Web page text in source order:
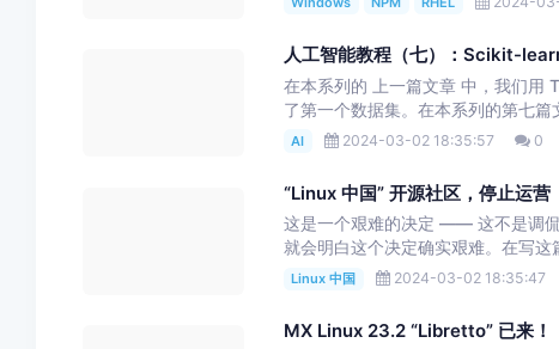
人工智能教程（七）：Scikit-
在本系列的 上一篇文章 中，我们用
了第一个数据集。在本系列的第七
AI 2024-03-02 18:35:57 0
“Linux 中国” 开源社区，停止运营
这是一个艰难的决定 —— 这不是调
就会明白这个决定确实艰难。在写
Linux 中国 2024-03-02 18:35:47
MX Linux 23.2 “Libretto” 已来！